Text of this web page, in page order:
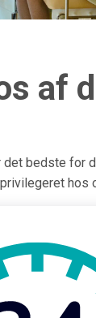
af
det bedste for
hos